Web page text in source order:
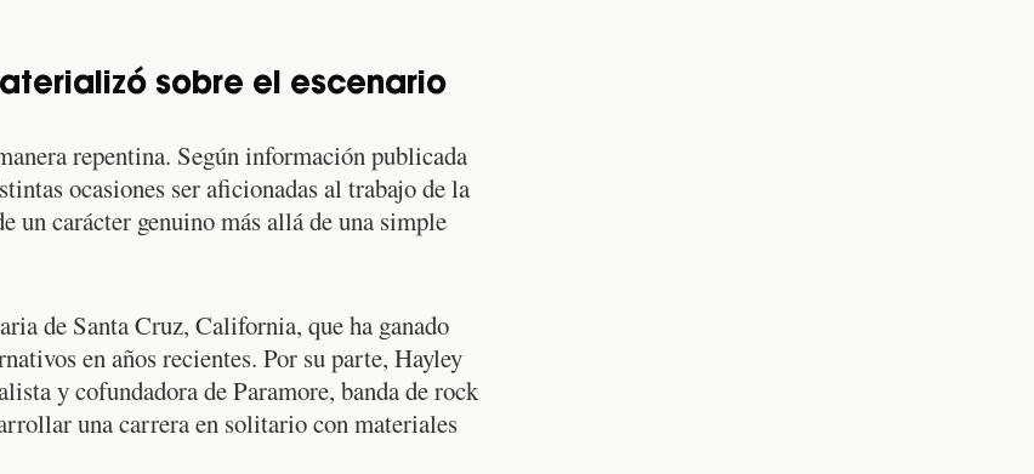
sobre el escenario
repentina. Según información publicada
ocasiones ser aficionadas al trabajo de la
un carácter genuino más allá de una simple
de Santa Cruz, California, que ha ganado
en años recientes. Por su parte, Hayley
y cofundadora de Paramore, banda de rock
una carrera en solitario con materiales